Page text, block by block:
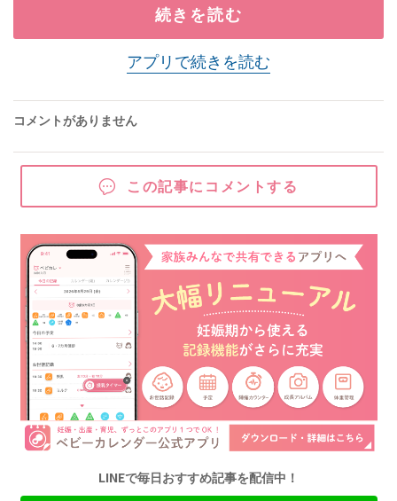
続きを読む
アプリで続きを読む
コメントがありません
この記事にコメントする
LINEで毎日おすすめ記事を配信中！